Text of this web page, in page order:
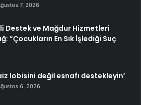
7, 2026
Destek ve Mağdur Hizmetleri
“Çocukların En Sık İşlediği Suç
lobisini değil esnafı destekleyin’
6, 2026